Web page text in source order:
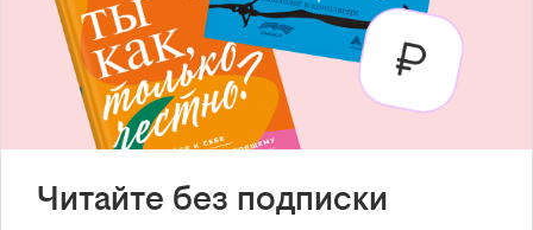
Читайте без подписки